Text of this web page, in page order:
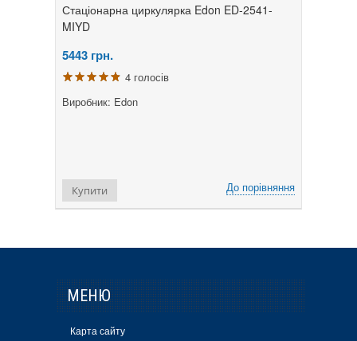
Стаціонарна циркулярка Edon ED-2541-
MIYD
5443 грн.
4 голосів
Виробник: Edon
До порівняння
Купити
МЕНЮ
Карта сайту